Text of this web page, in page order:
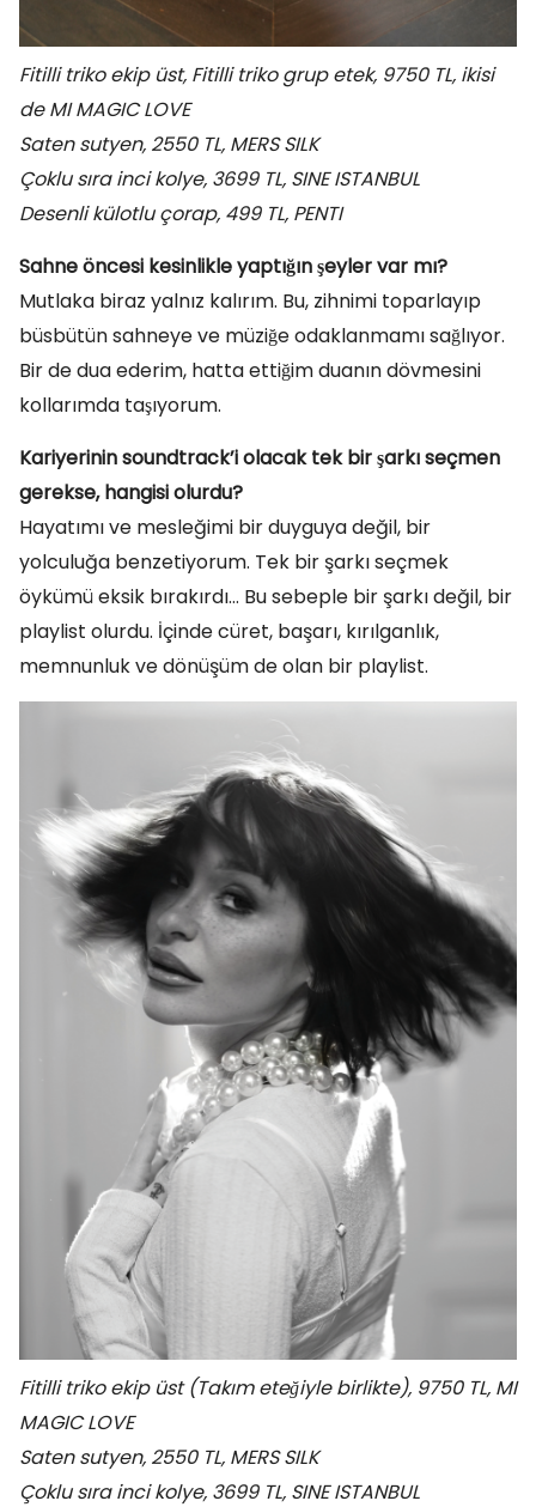
Fitilli triko ekip üst, Fitilli triko grup etek, 9750 TL, ikisi
de MI MAGIC LOVE
Saten sutyen, 2550 TL, MERS SILK
Çoklu sıra inci kolye, 3699 TL, SINE ISTANBUL
Desenli külotlu çorap, 499 TL, PENTI
Sahne öncesi kesinlikle yaptığın şeyler var mı?
Mutlaka biraz yalnız kalırım. Bu, zihnimi toparlayıp
büsbütün sahneye ve müziğe odaklanmamı sağlıyor.
Bir de dua ederim, hatta ettiğim duanın dövmesini
kollarımda taşıyorum.
Kariyerinin soundtrack’i olacak tek bir şarkı seçmen
gerekse, hangisi olurdu?
Hayatımı ve mesleğimi bir duyguya değil, bir
yolculuğa benzetiyorum. Tek bir şarkı seçmek
öykümü eksik bırakırdı… Bu sebeple bir şarkı değil, bir
playlist olurdu. İçinde cüret, başarı, kırılganlık,
memnunluk ve dönüşüm de olan bir playlist.
Fitilli triko ekip üst (Takım eteğiyle birlikte), 9750 TL, MI
MAGIC LOVE
Saten sutyen, 2550 TL, MERS SILK
Çoklu sıra inci kolye, 3699 TL, SINE ISTANBUL